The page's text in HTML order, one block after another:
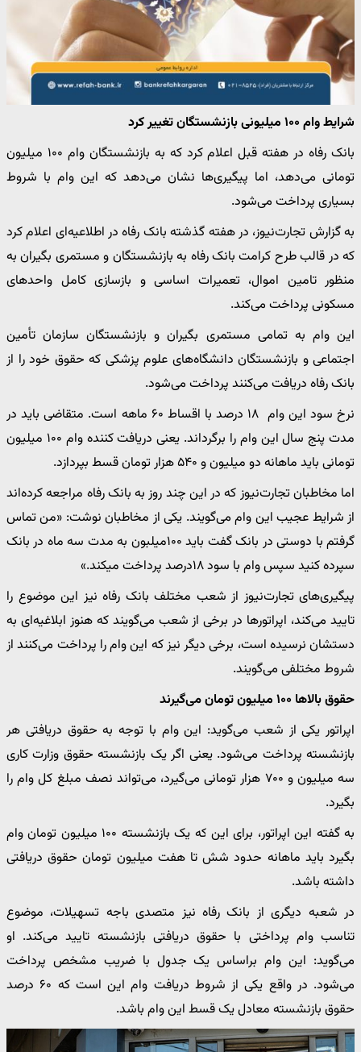
شرایط وام ۱۰۰ میلیونی بازنشستگان تغییر کرد
بانک رفاه در هفته قبل اعلام کرد که به بازنشستگان وام ۱۰۰ میلیون
تومانی می‌دهد، اما پیگیری‌ها نشان می‌دهد که این وام با شروط
بسیاری پرداخت می‌شود.
به گزارش تجارت‌نیوز، در هفته گذشته بانک رفاه در اطلاعیه‌ای اعلام کرد
که در قالب طرح کرامت بانک رفاه به بازنشستگان و مستمری بگیران به
منظور تامین اموال، تعمیرات اساسی و بازسازی کامل واحدهای
مسکونی پرداخت می‌کند.
این وام به تمامی مستمری بگیران و بازنشستگان سازمان تأمین
اجتماعی و بازنشستگان دانشگاه‌های علوم پزشکی که حقوق خود را از
بانک رفاه دریافت می‌کنند پرداخت می‌شود.
نرخ سود این وام ۱۸ درصد با اقساط ۶۰ ماهه است. متقاضی باید در
مدت پنج سال این وام را برگرداند. یعنی دریافت کننده وام ۱۰۰ میلیون
تومانی باید ماهانه دو میلیون و ۵۴۰ هزار تومان قسط بپردازد.
اما مخاطبان تجارت‌نیوز که در این چند روز به بانک رفاه مراجعه کرده‌اند
از شرایط عجیب این وام می‌گویند. یکی از مخاطبان نوشت: «من تماس
گرفتم با دوستی در بانک گفت باید ۱۰۰میلبون به مدت سه ماه در بانک
سپرده کنید سپس وام با سود ۱۸درصد پرداخت میکند.»
پیگیری‌های تجارت‌نیوز از شعب مختلف بانک رفاه نیز این موضوع را
تایید می‌کند، اپراتورها در برخی از شعب می‌گویند که هنوز ابلاغیه‌ای به
دستشان نرسیده است، برخی دیگر نیز که این وام را پرداخت می‌کنند از
شروط مختلفی می‌گویند.
حقوق بالاها ۱۰۰ میلیون تومان می‌گیرند
اپراتور یکی از شعب می‌گوید: این وام با توجه به حقوق دریافتی هر
بازنشسته پرداخت می‌شود. یعنی اگر یک بازنشسته حقوق وزارت کاری
سه میلیون و ۷۰۰ هزار تومانی می‌گیرد، می‌تواند نصف مبلغ کل وام را
بگیرد.
به گفته این اپراتور، برای این که یک بازنشسته ۱۰۰ میلیون تومان وام
بگیرد باید ماهانه حدود شش تا هفت میلیون تومان حقوق دریافتی
داشته باشد.
در شعبه دیگری از بانک رفاه نیز متصدی باجه تسهیلات، موضوع
تناسب وام پرداختی با حقوق دریافتی بازنشسته تایید می‌کند. او
می‌گوید: این وام براساس یک جدول با ضریب مشخص پرداخت
می‌شود. در واقع یکی از شروط دریافت وام این است که ۶۰ درصد
حقوق بازنشسته معادل یک قسط این وام باشد.